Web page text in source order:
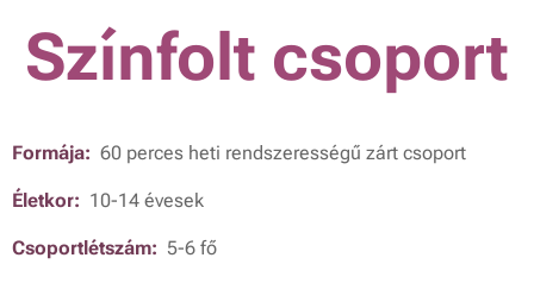
Színfolt csoport
Formája: 60 perces heti rendszerességű zárt csoport
Életkor: 10-14 évesek
Csoportlétszám: 5-6 fő